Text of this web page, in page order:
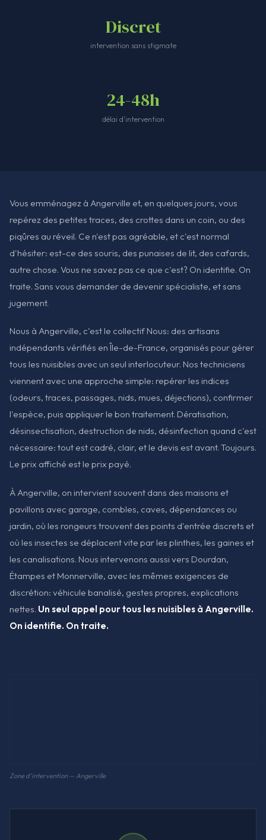
Discret
intervention sans stigmate
24-48h
délai d'intervention
Vous emménagez à Angerville et, en quelques jours, vous
repérez des petites traces, des crottes dans un coin, ou des
piqûres au réveil. Ce n'est pas agréable, et c'est normal
d'hésiter: est-ce des souris, des punaises de lit, des cafards,
autre chose. Vous ne savez pas ce que c'est? On identifie. On
traite. Sans vous demander de devenir spécialiste, et sans
jugement.
Nous à Angerville, c'est le collectif Nous: des artisans
indépendants vérifiés en Île-de-France, organisés pour gérer
tous les nuisibles avec un seul interlocuteur. Nos techniciens
viennent avec une approche simple: repérer les indices
(odeurs, traces, passages, nids, mues, déjections), confirmer
l'espèce, puis appliquer le bon traitement. Dératisation,
désinsectisation, destruction de nids, désinfection quand c'est
nécessaire: tout est cadré, clair, et le devis est avant. Toujours.
Le prix affiché est le prix payé.
À Angerville, on intervient souvent dans des maisons et
pavillons avec garage, combles, caves, dépendances ou
jardin, où les rongeurs trouvent des points d'entrée discrets et
où les insectes se déplacent vite par les plinthes, les gaines et
les canalisations. Nous intervenons aussi vers Dourdan,
Étampes et Monnerville, avec les mêmes exigences de
discrétion: véhicule banalisé, gestes propres, explications
nettes. Un seul appel pour tous les nuisibles à Angerville.
On identifie. On traite.
Zone d'intervention — Angerville